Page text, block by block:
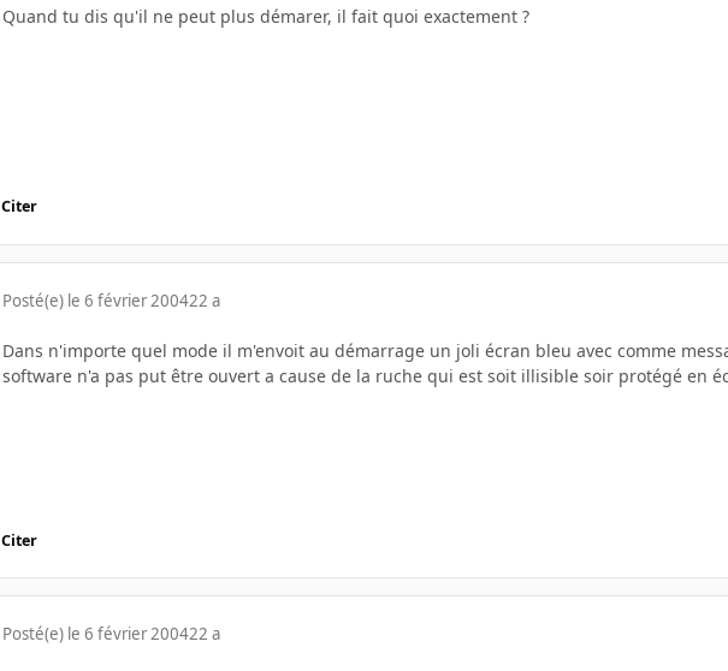
Quand tu dis qu'il ne peut plus démarer, il fait quoi exactement ?
Citer
Posté(e) le 6 février 200422 a
Dans n'importe quel mode il m'envoit au démarrage un joli écran bleu avec comme
software n'a pas put être ouvert a cause de la ruche qui est soit illisible soir protégé en
Citer
Posté(e) le 6 février 200422 a